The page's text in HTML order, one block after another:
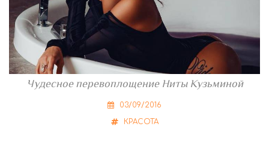
Чудесное перевоплощение Ниты Кузьминой
03/09/2016
КРАСОТА